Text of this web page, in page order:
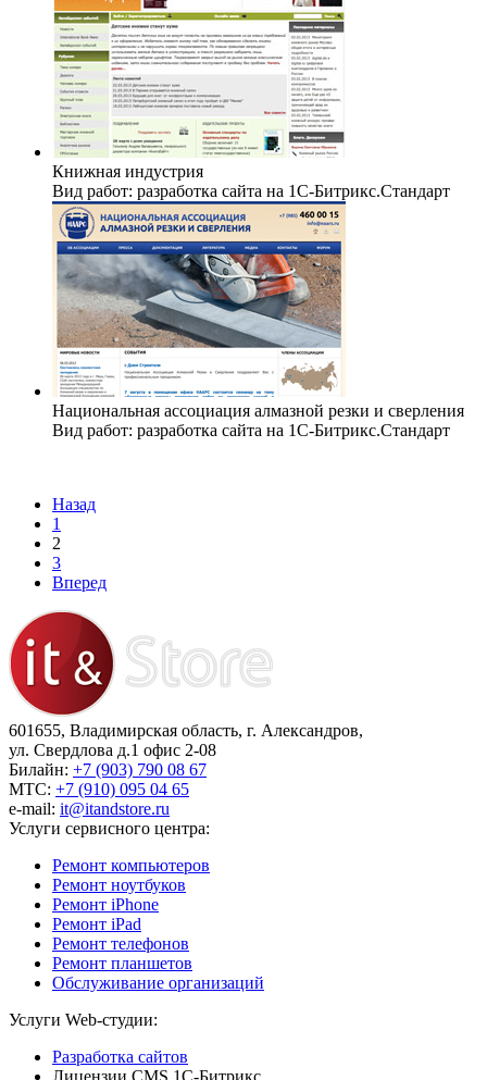
Книжная индустрия
Вид работ: разработка сайта на 1C-Битрикс.Стандарт
Национальная ассоциация алмазной резки и сверления
Вид работ: разработка сайта на 1C-Битрикс.Стандарт
Назад
1
2
3
Вперед
601655, Владимирская область, г. Александров,
ул. Свердлова д.1 офис 2-08
Билайн: +7 (903) 790 08 67
МТС: +7 (910) 095 04 65
e-mail: it@itandstore.ru
Услуги сервисного центра:
Ремонт компьютеров
Ремонт ноутбуков
Ремонт iPhone
Ремонт iPad
Ремонт телефонов
Ремонт планшетов
Обслуживание организаций
Услуги Web-студии:
Разработка сайтов
Лицензии CMS 1С-Битрикс